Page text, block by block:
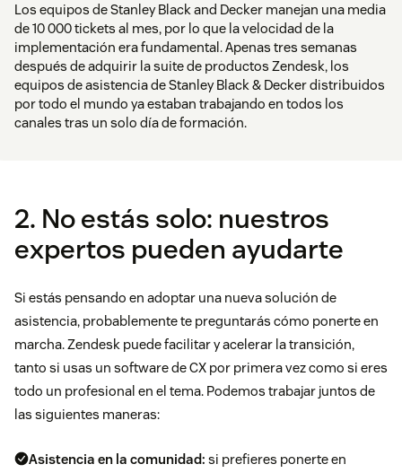
Los equipos de Stanley Black and Decker manejan una media
de 10 000 tickets al mes, por lo que la velocidad de la
implementación era fundamental. Apenas tres semanas
después de adquirir la suite de productos Zendesk, los
equipos de asistencia de Stanley Black & Decker distribuidos
por todo el mundo ya estaban trabajando en todos los
canales tras un solo día de formación.
2. No estás solo: nuestros
expertos pueden ayudarte
Si estás pensando en adoptar una nueva solución de
asistencia, probablemente te preguntarás cómo ponerte en
marcha. Zendesk puede facilitar y acelerar la transición,
tanto si usas un software de CX por primera vez como si eres
todo un profesional en el tema. Podemos trabajar juntos de
las siguientes maneras:
Asistencia en la comunidad: si prefieres ponerte en